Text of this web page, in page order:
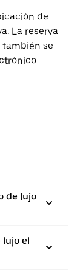
de
La reserva
también se
de lujo
lujo el